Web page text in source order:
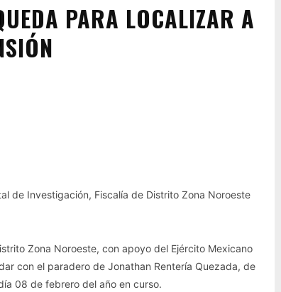
PARA LOCALIZAR A
de Investigación, Fiscalía de Distrito Zona Noroeste
Zona Noroeste, con apoyo del Ejército Mexicano
con el paradero de Jonathan Rentería Quezada, de
08 de febrero del año en curso.